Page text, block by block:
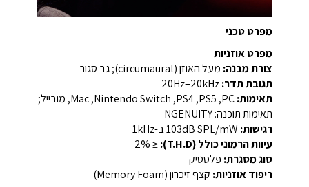
מפרט טכני
מפרט אוזניות
צורת מבנה: מעל האוזן (circumaural); גב סגור
תגובת תדר:
תאימות:
‏PC,‏ PS5,‏ PS4,‏ Nintendo Switch,‏ Mac,‏ מובייל;
תאימות תוכנה: ‏NGENUITY‏
רגישות:
עיוות הרמוני כולל (T.H.D):
≤ 2%‏
סוג מסגרת: פלסטיק‏
ריפוד אוזניות: קצף זיכרון (Memory Foam)‏